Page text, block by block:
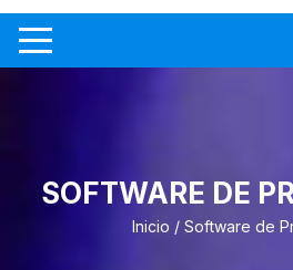
SOFTWARE DE
Inicio / Software de